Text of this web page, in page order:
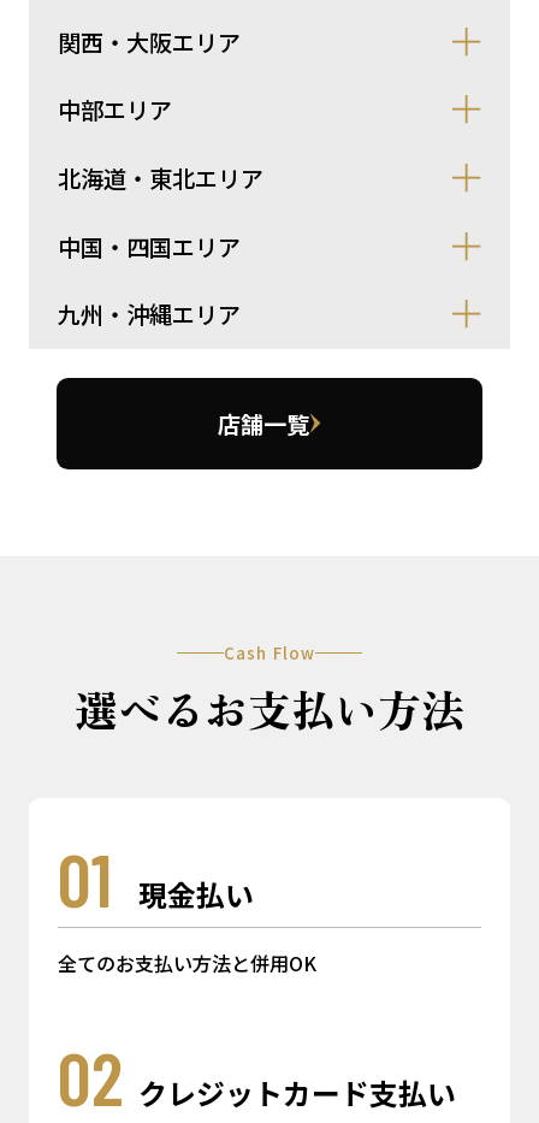
関西・大阪エリア
中部エリア
北海道・東北エリア
中国・四国エリア
九州・沖縄エリア
店舗一覧
Cash Flow
選べるお支払い方法
01 現金払い
全てのお支払い方法と併用OK
02 クレジットカード支払い